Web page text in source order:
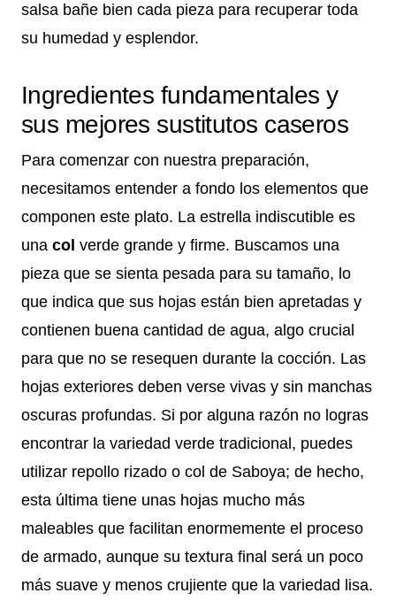
salsa bañe bien cada pieza para recuperar toda
su humedad y esplendor.
Ingredientes fundamentales y
sus mejores sustitutos caseros
Para comenzar con nuestra preparación,
necesitamos entender a fondo los elementos que
componen este plato. La estrella indiscutible es
una col verde grande y firme. Buscamos una
pieza que se sienta pesada para su tamaño, lo
que indica que sus hojas están bien apretadas y
contienen buena cantidad de agua, algo crucial
para que no se resequen durante la cocción. Las
hojas exteriores deben verse vivas y sin manchas
oscuras profundas. Si por alguna razón no logras
encontrar la variedad verde tradicional, puedes
utilizar repollo rizado o col de Saboya; de hecho,
esta última tiene unas hojas mucho más
maleables que facilitan enormemente el proceso
de armado, aunque su textura final será un poco
más suave y menos crujiente que la variedad lisa.